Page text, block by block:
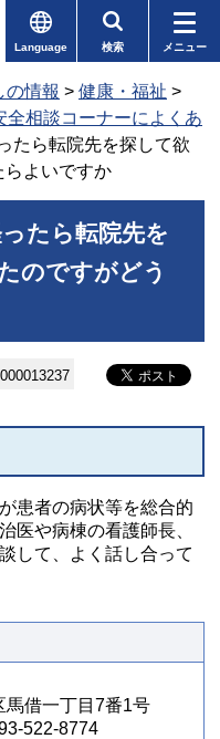
Language 検索 メニュー
の情報 > 健康・福祉 >
全相談コーナーによくあ
たら転院先を探して欲
らよいですか
たら転院先を
のですがどう
患者の病状等を総合的
医や病棟の看護師長、
して、よく話し合って
借一丁目7番1号
522-8774